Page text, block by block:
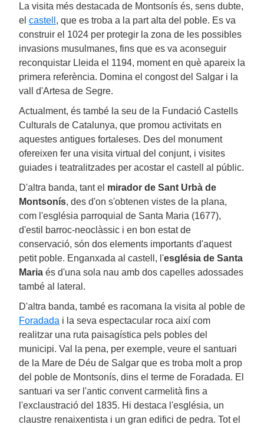
La visita més destacada de Montsonís és, sens dubte,
el castell , que es troba a la part alta del poble. Es va
construir el 1024 per protegir la zona de les possibles
invasions musulmanes, fins que es va aconseguir
reconquistar Lleida el 1194, moment en què apareix la
primera referència. Domina el congost del Salgar i la
vall d'Artesa de Segre.
Actualment, és també la seu de la Fundació Castells
Culturals de Catalunya, que promou activitats en
aquestes antigues fortaleses. Des del monument
ofereixen fer una visita virtual del conjunt, i visites
guiades i teatralitzades per acostar el castell al públic.
D'altra banda, tant el mirador de Sant Urbà de
Montsonís, des d'on s'obtenen vistes de la plana,
com l'església parroquial de Santa Maria (1677),
d'estil barroc-neoclàssic i en bon estat de
conservació, són dos elements importants d'aquest
petit poble. Enganxada al castell, l'església de Santa
Maria és d'una sola nau amb dos capelles adossades
també al lateral.
D'altra banda, també es racomana la visita al poble de
Foradada i la seva espectacular roca així com
realitzar una ruta paisagística pels pobles del
municipi. Val la pena, per exemple, veure el santuari
de la Mare de Déu de Salgar que es troba molt a prop
del poble de Montsonís, dins el terme de Foradada. El
santuari va ser l'antic convent carmelità fins a
l'exclaustració del 1835. Hi destaca l'església, un
claustre renaixentista i un gran edifici de pedra. Tot el